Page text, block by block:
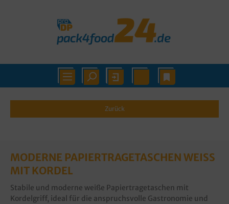
Zurück
MODERNE PAPIERTRAGETASCHEN WEISS M
IT KORDEL
Stabile und moderne weiße Papiertragetaschen mit
Kordelgriff, ideal für die anspruchsvolle Gastronomie und